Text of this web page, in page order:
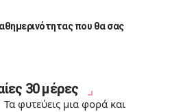
που θα σας
30 μέρες
Τα φυτεύεις μια φορά και